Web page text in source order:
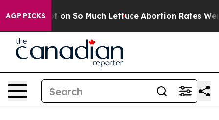
AGP PICKS
Poop Got on So Much Lettuce Abortion Rates Were